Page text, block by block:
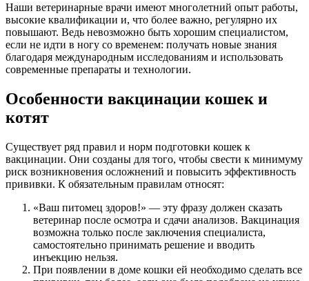
Наши ветеринарные врачи имеют многолетний опыт работы,
высокие квалификации и, что более важно, регулярно их
повышают. Ведь невозможно быть хорошим специалистом,
если не идти в ногу со временем: получать новые знания
благодаря международным исследованиям и использовать
современные препараты и технологии.
Особенности вакцинации кошек и
котят
Существует ряд правил и норм подготовки кошек к
вакцинации. Они созданы для того, чтобы свести к минимуму
риск возникновения осложнений и повысить эффективность
прививки. К обязательным правилам относят:
«Ваш питомец здоров!» — эту фразу должен сказать
ветеринар после осмотра и сдачи анализов. Вакцинация
возможна только после заключения специалиста,
самостоятельно принимать решение и вводить
инъекцию нельзя.
При появлении в доме кошки ей необходимо сделать все